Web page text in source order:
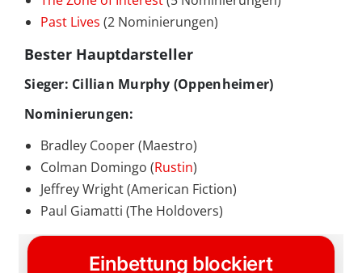
Past Lives (2 Nominierungen)
Bester Hauptdarsteller
Sieger: Cillian Murphy (Oppenheimer)
Nominierungen:
Bradley Cooper (Maestro)
Colman Domingo (Rustin)
Jeffrey Wright (American Fiction)
Paul Giamatti (The Holdovers)